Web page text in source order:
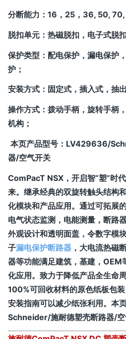
分断能力：16，25，36, 50,
脱扣单元：热磁脱扣，电子式脱扣
保护类型：配电保护，漏电保护
护；
安装方式：固定式，插入式，抽
操作方式：拨动手柄，旋转手柄
机构；
本页产品型号： LV429636/
器/空气开关
ComPacT NSX，开启智“塑”时
来。继承经典的双旋转触头结构
化模块和产品应用。通过可拓展
电气状态监测，电能测量，断路
外观设计和透明面盖，令数字模
子漏电保护断路器 ，大电流热磁
器等功能满足建筑，基建，OEM
化应用。致力于降低产品全生命
100%可回收材料的原色纸板包
安装指南可以减少纸张利用。 本
Schneider/施耐德塑壳断路器/